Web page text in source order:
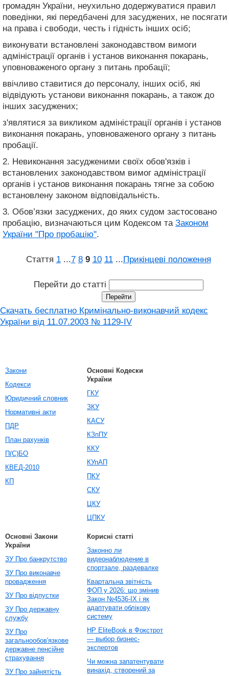
громадян України, неухильно додержуватися правил
поведінки, які передбачені для засуджених, не посягати
на права і свободи, честь і гідність інших осіб;
виконувати встановлені законодавством вимоги
адміністрації органів і установ виконання покарань,
уповноваженого органу з питань пробації;
ввічливо ставитися до персоналу, інших осіб, які
відвідують установи виконання покарань, а також до
інших засуджених;
з'являтися за викликом адміністрації органів і установ
виконання покарань, уповноваженого органу з питань
пробації.
2. Невиконання засудженими своїх обов'язків і
встановлених законодавством вимог адміністрації
органів і установ виконання покарань тягне за собою
встановлену законом відповідальність.
3. Обов’язки засуджених, до яких судом застосовано
пробацію, визначаються цим Кодексом та Законом
України "Про пробацію".
Стаття 1 ...7 8 9 10 11 ...Прикінцеві положення
Перейти до статті
Скачать бесплатно Кримінально-виконавчий кодекс
України від 11.07.2003 № 1129-IV
Закони
Кодекси
Юридичний словник
Нормативні акти
ПДР
План рахунків
П(С)БО
КВЕД-2010
КП
Основні Кодески
України
ГКУ
ЗКУ
КАСУ
КЗпПУ
ККУ
КУпАП
ПКУ
СКУ
ЦКУ
ЦПКУ
Основні Закони
України
ЗУ Про банкрутство
ЗУ Про виконавче
провадження
ЗУ Про відпустки
ЗУ Про державну
службу
ЗУ Про
загальнообов'язкове
державне пенсійне
страхування
ЗУ Про зайнятість
Корисні статті
Законно ли
видеонаблюдение в
спортзале, раздевалке
Квартальна звітність
ФОП у 2026: що змінив
Закон №4536-IX і як
адаптувати облікову
систему
HP EliteBook в Фокстрот
— выбор бизнес-
экспертов
Чи можна запатентувати
винахід, створений за